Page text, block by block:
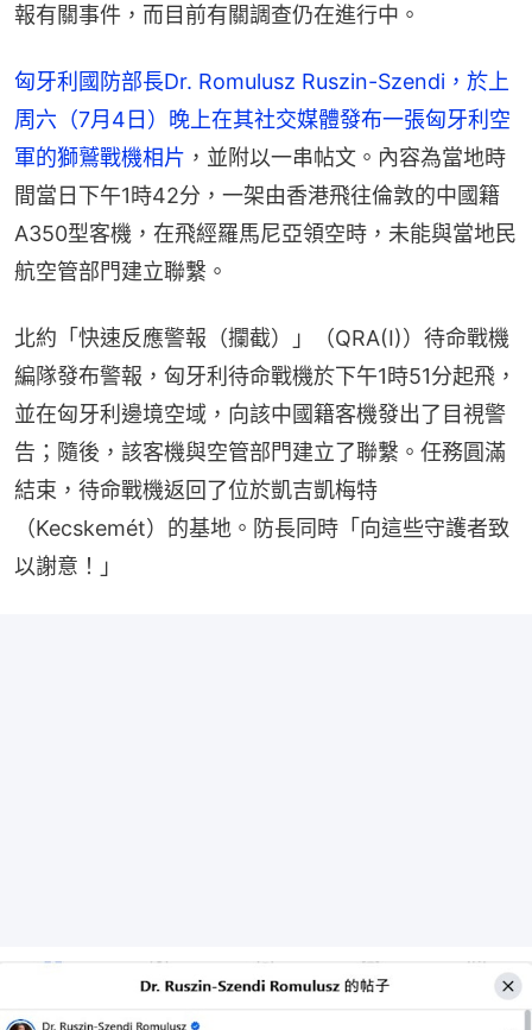
報有關事件，而目前有關調查仍在進行中。
匈牙利國防部長Dr. Romulusz Ruszin-Szendi，於上
周六（7月4日）晚上在其社交媒體發布一張匈牙利空
軍的獅鷲戰機相片 ，並附以一串帖文。內容為當地時
間當日下午1時42分，一架由香港飛往倫敦的中國籍
A350型客機，在飛經羅馬尼亞領空時，未能與當地民
航空管部門建立聯繫。
北約「快速反應警報（攔截）」（QRA(I)）待命戰機
編隊發布警報，匈牙利待命戰機於下午1時51分起飛，
並在匈牙利邊境空域，向該中國籍客機發出了目視警
告；隨後，該客機與空管部門建立了聯繫。任務圓滿
結束，待命戰機返回了位於凱吉凱梅特
（Kecskemét）的基地。防長同時「向這些守護者致
以謝意！」